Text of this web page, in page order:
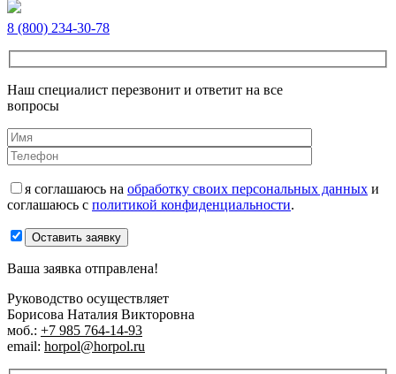
8 (800) 234-30-78
Наш специалист перезвонит и ответит на все
вопросы
я соглашаюсь на обработку своих персональных данных и
соглашаюсь с политикой конфиденциальности.
Оставить заявку
Ваша заявка отправлена!
Руководство осуществляет
Борисова Наталия Викторовна
моб.: +7 985 764-14-93
email: horpol@horpol.ru